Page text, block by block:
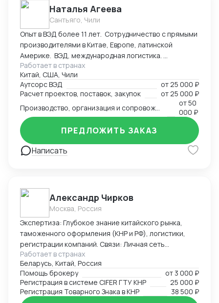
бухгалтерии по стандартам КНР. * Защита
интеллектуальной собственности (регистрация
торговых марок). * MICE-услуги: Организация
участия в выставках «под ключ» (от регистрации до
оформления стенда). Почему выбирают нас: *
Прямое присутствие: Работаем без посредников
внутри Китая. * Безопасность: Проверка
контрагентов и контроль качества на местах. *
Экономия времени: Берем на себя всю бюрократию
Наталья Агеева
Сантьяго, Чили
Опыт в ВЭД более 11 лет. Сотрудничество с прямыми
производителями в Китае, Европе, латинской
Америке. ВЭД, международная логистика.
Консалтинг. Закупки: оборудование, текстиль,
товары народного потребления. Собственная база
производств, логистика и платежи.
Работает в странах
Китай, США, Чили
Аутсорс ВЭД
от25 000 ₽
Расчет проектов, поставок, закупок
от25 000 ₽
от50
000 ₽
Написать
ПРЕДЛОЖИТЬ ЗАКАЗ
Александр Чирков
Москва, Россия
Экспертиза: Глубокое знание китайского рынка,
таможенного оформления (КНР и РФ), логистики,
регистрации компаний. Связи: Личная сеть
контактов в китайских таможенных органах, банках,
правительственных структурах (Харбин, Хэйхэ,
Хэйлунцзян, Ченду, Хайнань), среди крупных
корпораций (PetroChina, Sinopec, Haier и другие).
Достижения: Первым легализовал ввоз иван-чая и
Работает в странах
Беларусь, Китай, Россия
Помощь брокеру
от 3 000 ₽
Регистрация в системе CIFER ГТУ КНР
25 000 ₽
Регистрация Товарного Знака в КНР
38 500 ₽